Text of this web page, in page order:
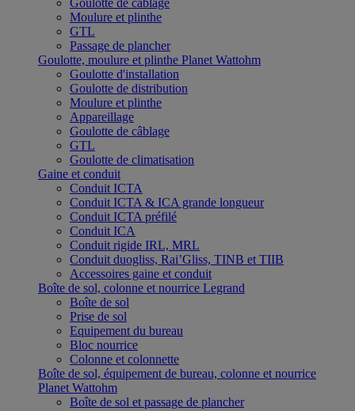
Goulotte de câblage
Moulure et plinthe
GTL
Passage de plancher
Goulotte, moulure et plinthe Planet Wattohm
Goulotte d'installation
Goulotte de distribution
Moulure et plinthe
Appareillage
Goulotte de câblage
GTL
Goulotte de climatisation
Gaine et conduit
Conduit ICTA
Conduit ICTA & ICA grande longueur
Conduit ICTA préfilé
Conduit ICA
Conduit rigide IRL, MRL
Conduit duogliss, Rai’Gliss, TINB et TIIB
Accessoires gaine et conduit
Boîte de sol, colonne et nourrice Legrand
Boîte de sol
Prise de sol
Equipement du bureau
Bloc nourrice
Colonne et colonnette
Boîte de sol, équipement de bureau, colonne et nourrice
Planet Wattohm
Boîte de sol et passage de plancher